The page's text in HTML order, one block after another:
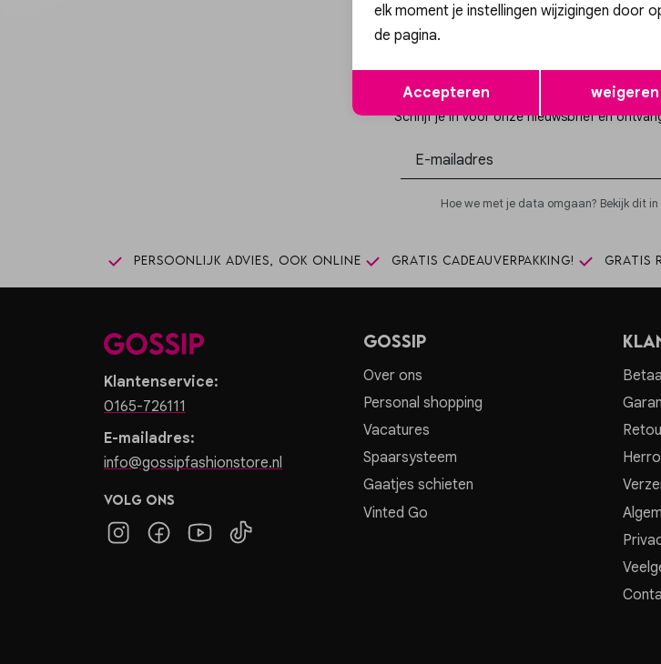
Altijd als eerste op
Schrijf je in voor onze nieuwsbrief en
Hoe we met je data omgaan? Bekijk dit
Persoonlijk advies, ook online Gratis cadeauverpakking! Gratis
Klantenservice:
0165-726111
E-mailadres:
info@gossipfashionstore.nl
Volg ons
Gossip
Over ons
Personal shopping
Vacatures
Spaarsysteem
Gaatjes schieten
Vinted Go
elk moment je instellingen wijzigingen door
de pagina.
Accepteren weigeren